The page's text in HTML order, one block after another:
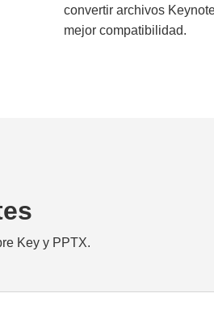
convertir archivos
mejor compatibilidad.
Key y PPTX.